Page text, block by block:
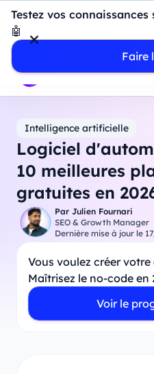
Testez vos
🤖
Faire
Introduction à Power BI :
dashboard de A à Z
- Mardi 11
Professionnels
Étudiants
Intelligence artificielle
Logiciel
10 meilleures
gratuites en
Par Julien Fournari
SEO & Growth Manager
Dernière mise à jour le
Vous voulez créer
Maîtrisez le no-code en
Voir le